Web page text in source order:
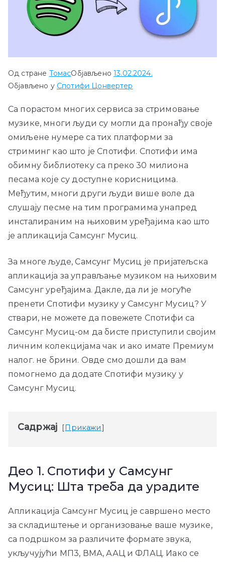
Од стране ТомасОбјављено13.02.2024.
Објављено у Спотифи Цонвертер
Са порастом многих сервиса за стримовање
музике, многи људи су могли да пронађу своје
омиљене нумере са тих платформи за
стриминг као што је Спотифи. Спотифи има
обимну библиотеку са преко 30 милиона
песама које су доступне корисницима.
Међутим, многи други људи више воле да
слушају песме на тим програмима унапред
инсталираним на њиховим уређајима као што
је апликација Самсунг Мусиц.
За многе људе, Самсунг Мусиц је пријатељска
апликација за управљање музиком на њиховим
Самсунг уређајима. Дакле, да ли је могуће
пренети Спотифи музику у Самсунг Мусиц? У
ствари, не можете да повежете Спотифи са
Самсунг Мусиц-ом да бисте приступили својим
личним колекцијама чак и ако имате Премиум
налог. не брини. Овде смо дошли да вам
помогнемо да додате Спотифи музику у
Самсунг Мусиц.
Садржај Прикажи
Део 1. Спотифи у Самсунг
Мусиц: Шта треба да урадите
Апликација Самсунг Мусиц је савршено место
за складиштење и организовање ваше музике,
са подршком за различите формате звука,
укључујући МП3, ВМА, ААЦ и ФЛАЦ. Иако се